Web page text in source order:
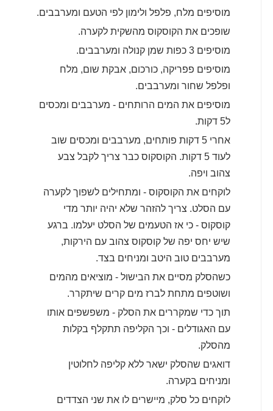
מוסיפים מלח, פלפל ולימון לפי הטעם ומערבבים.
שופכים את הקוסקוס מהשקית לקערה.
מוסיפים 3 כפות שמן קנולה ומערבבים.
מוסיפים פפריקה, כורכום, אבקת שום, מלח
ופלפל שחור ומערבבים.
מוסיפים את המים הרותחים - מערבבים ומכסים
ל5 דקות.
אחרי 5 דקות פותחים, מערבבים ומכסים שוב
לעוד 5 דקות. הקוסקוס כבר צריך לקבל צבע
צהוב ויפה.
לוקחים את הקוסקוס - ומתחילים לשפוך לקערה
עם הסלט. צריך להזהר שלא יהיה יותר מדי
קוסקוס - כי אז הטעמים של הסלט יעלמו. ברגע
שיש יחס יפה של קוסקוס צהוב עם הירקות,
מערבבים טוב היטב ומניחים בצד.
כשהסלק מסיים את הבישול - מוציאים מהמים
ושוטפים מתחת לברז מים קרים שיתקרר.
תוך כדי שמקררים את הסלק - משפשפים אותו
עם האגודלים - וכך הקליפה תתקלף בקלות
מהסלק.
דואגים שהסלק ישאר ללא קליפה לחלוטין
ומניחים בקערה.
לוקחים כל סלק, מיישרים לו את שני הצדדים